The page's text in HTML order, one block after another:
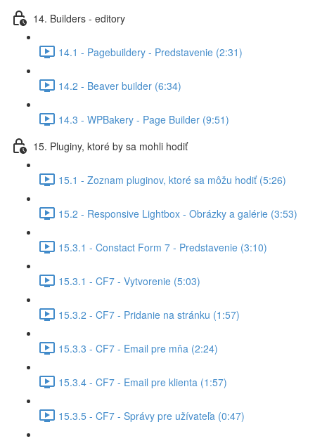
14. Builders - editory
14.1 - Pagebuildery - Predstavenie (2:31)
14.2 - Beaver builder (6:34)
14.3 - WPBakery - Page Builder (9:51)
15. Pluginy, ktoré by sa mohli hodiť
15.1 - Zoznam pluginov, ktoré sa môžu hodiť (5:26)
15.2 - Responsive Lightbox - Obrázky a galérie (3:53)
15.3.1 - Constact Form 7 - Predstavenie (3:10)
15.3.1 - CF7 - Vytvorenie (5:03)
15.3.2 - CF7 - Pridanie na stránku (1:57)
15.3.3 - CF7 - Email pre mňa (2:24)
15.3.4 - CF7 - Email pre klienta (1:57)
15.3.5 - CF7 - Správy pre užívateľa (0:47)